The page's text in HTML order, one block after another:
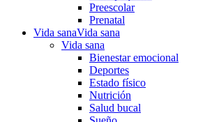
Preescolar
Prenatal
Vida sanaVida sana
Vida sana
Bienestar emocional
Deportes
Estado físico
Nutrición
Salud bucal